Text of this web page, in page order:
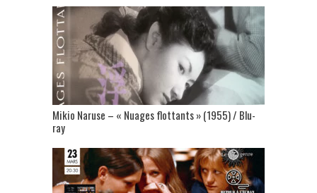
Mikio Naruse – « Nuages flottants » (1955) / Blu-
ray